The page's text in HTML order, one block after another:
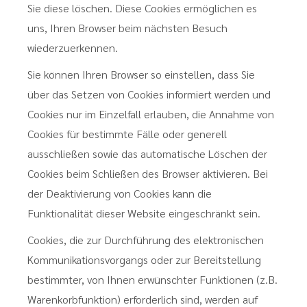
Sie diese löschen. Diese Cookies ermöglichen es
uns, Ihren Browser beim nächsten Besuch
wiederzuerkennen.
Sie können Ihren Browser so einstellen, dass Sie
über das Setzen von Cookies informiert werden und
Cookies nur im Einzelfall erlauben, die Annahme von
Cookies für bestimmte Fälle oder generell
ausschließen sowie das automatische Löschen der
Cookies beim Schließen des Browser aktivieren. Bei
der Deaktivierung von Cookies kann die
Funktionalität dieser Website eingeschränkt sein.
Cookies, die zur Durchführung des elektronischen
Kommunikationsvorgangs oder zur Bereitstellung
bestimmter, von Ihnen erwünschter Funktionen (z.B.
Warenkorbfunktion) erforderlich sind, werden auf